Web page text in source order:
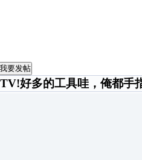
我要发帖
好多的工具哇，俺都手